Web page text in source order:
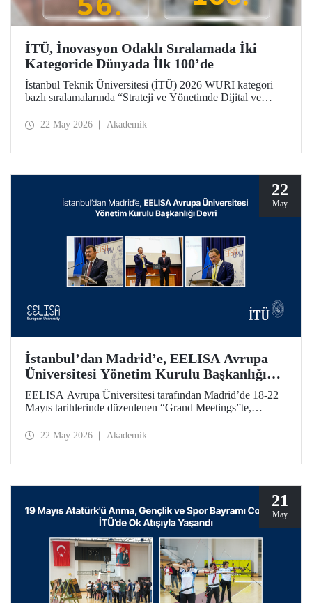
İTÜ, İnovasyon Odaklı Sıralamada İki
Kategoride Dünyada İlk 100’de
İstanbul Teknik Üniversitesi (İTÜ) 2026 WURI kategori
bazlı sıralamalarında “Strateji ve Yönetimde Dijital ve
100’üncü oldu.
22 May 2026 Akademik
22
May
İstanbul’dan Madrid’e, EELISA Avrupa
Üniversitesi Yönetim Kurulu Başkanlığı
Devri
EELISA Avrupa Üniversitesi tarafından Madrid’de 18-22
Mayıs tarihlerinde düzenlenen “Grand Meetings”te,
UPM’e geçti. İTÜ Rektörü Prof. Dr. Hasan Mandal, 6 ay
22 May 2026 Akademik
21
May